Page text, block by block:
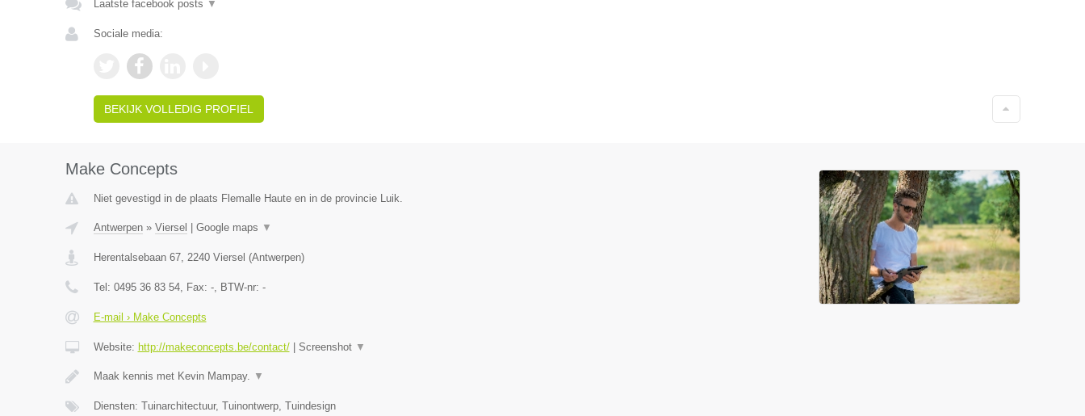
Laatste facebook posts ▼
Sociale media:
BEKIJK VOLLEDIG PROFIEL
Make Concepts
Niet gevestigd in de plaats Flemalle Haute en in de provincie Luik.
Antwerpen» Viersel Google maps ▼
Herentalsebaan 67, 2240 Viersel (Antwerpen)
Tel: 0495 36 83 54, Fax: -, BTW-nr: -
E-mail › Make Concepts
Website: http://makeconcepts.be/contact/| Screenshot ▼
Maak kennis met Kevin Mampay. ▼
Diensten: Tuinarchitectuur, Tuinontwerp, Tuindesign